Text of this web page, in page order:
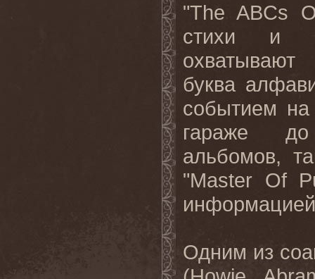
"The ABCs
стихи и
буква
событием
гараже до
альбомов,
"Master Of
Одним из